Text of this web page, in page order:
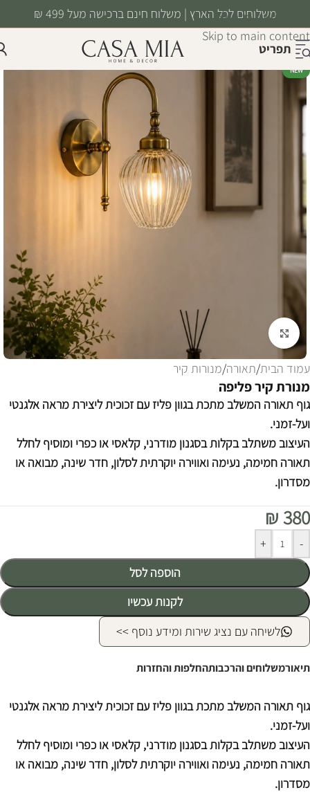
Skip to navigation
Skip to main content
משלוחים לכל הארץ | משלוח חינם ברכישה מעל 499 ₪
תפריט
NEW
לחצו להגדלה
עמוד הבית/תאורה/מנורות קיר
מנורת קיר פליפה
גוף תאורה המשלב מתכת בגוון פליז עם זכוכית ליצירת מראה אלגנטי
ועל-זמני.
העיצוב משתלב בקלות בסגנון מודרני, קלאסי או כפרי ומוסיף לחלל
תאורה חמימה, נעימה ואווירה יוקרתית לסלון, חדר שינה, מבואה או
מסדרון.
₪380
-
+
הוספה לסל
לקנות עכשיו
Alternative:
לשיחה עם נציג שירות ומידע נוסף >>
תיאורמשלוחים והרכבותהחלפות והחזרות
גוף תאורה המשלב מתכת בגוון פליז עם זכוכית ליצירת מראה אלגנטי
ועל-זמני.
העיצוב משתלב בקלות בסגנון מודרני, קלאסי או כפרי ומוסיף לחלל
תאורה חמימה, נעימה ואווירה יוקרתית לסלון, חדר שינה, מבואה או
מסדרון.